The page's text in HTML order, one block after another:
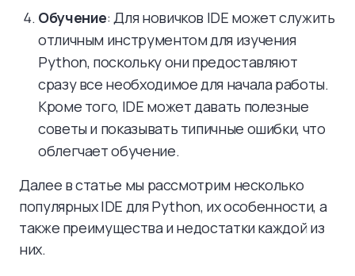
Обучение: Для новичков IDE может служить
отличным инструментом для изучения
Python, поскольку они предоставляют
сразу все необходимое для начала работы.
Кроме того, IDE может давать полезные
советы и показывать типичные ошибки, что
облегчает обучение.
Далее в статье мы рассмотрим несколько
популярных IDE для Python, их особенности, а
также преимущества и недостатки каждой из
них.